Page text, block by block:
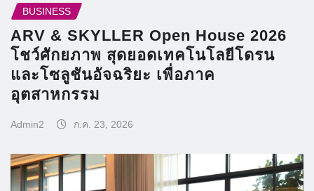
BUSINESS
ARV & SKYLLER Open House 2026
โชว์ศักยภาพ สุดยอดเทคโนโลยีโดรน
และโซลูชันอัจฉริยะ เพื่อภาค
อุตสาหกรรม
Admin2 ก.ค. 23, 2026